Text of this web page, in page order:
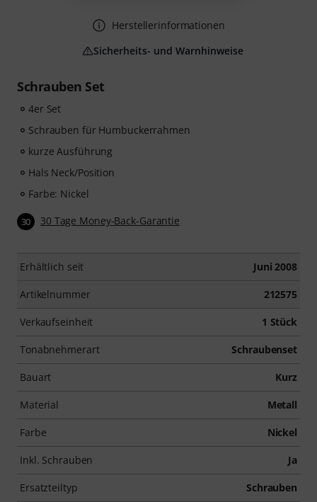
Schrauben Set
4er Set
Schrauben für Humbuckerrahmen
kurze Ausführung
Hals Neck/Position
Farbe: Nickel
30 30 Tage Money-Back-Garantie
Erhältlich seit Juni 2008
Artikelnummer 212575
Verkaufseinheit 1 Stück
Tonabnehmerart Schraubenset
Bauart Kurz
Material Metall
Farbe Nickel
Inkl. Schrauben Ja
Ersatzteiltyp Schrauben
Herstellerinformationen
Sicherheits- und Warnhinweise